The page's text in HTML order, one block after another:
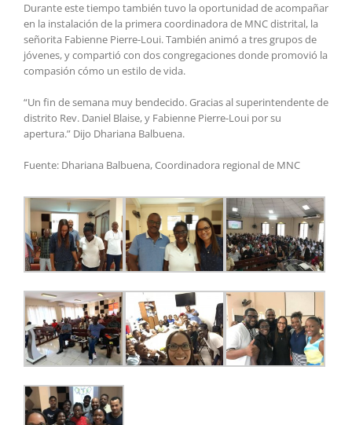
Durante este tiempo también tuvo la oportunidad de acompañar
en la instalación de la primera coordinadora de MNC distrital, la
señorita Fabienne Pierre-Loui. También animó a tres grupos de
jóvenes, y compartió con dos congregaciones donde promovió la
compasión cómo un estilo de vida.
“Un fin de semana muy bendecido. Gracias al superintendente de
distrito Rev. Daniel Blaise, y Fabienne Pierre-Loui por su
apertura.” Dijo Dhariana Balbuena.
Fuente: Dhariana Balbuena, Coordinadora regional de MNC